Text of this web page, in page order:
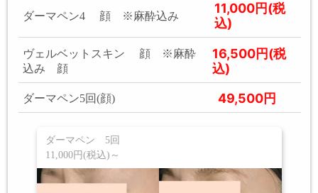
ダーマペン4 顔 ※麻酔込み
11,000円(税
込)
ヴェルベットスキン 顔 ※麻酔
込み 顔
16,500円(税
込)
ダーマペン5回(顔) 49,500円
ダーマペン 5回
11,000円(税込)～